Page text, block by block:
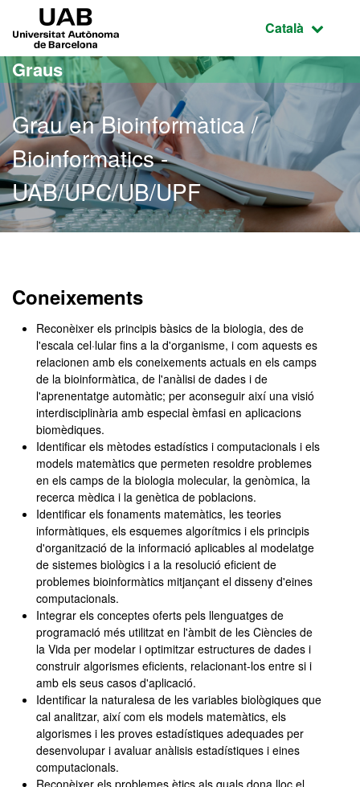
Ves al contingut principal
Ves a la navegació de la pàgina
Idioma
Català
Graus
Grau en Bioinformàtica /
Bioinformatics -
UAB/UPC/UB/UPF
Coneixements
Reconèixer els principis bàsics de la biologia, des de
l'escala cel·lular fins a la d'organisme, i com aquests es
relacionen amb els coneixements actuals en els camps
de la bioinformàtica, de l'anàlisi de dades i de
l'aprenentatge automàtic; per aconseguir així una visió
interdisciplinària amb especial èmfasi en aplicacions
biomèdiques.
Identificar els mètodes estadístics i computacionals i els
models matemàtics que permeten resoldre problemes
en els camps de la biologia molecular, la genòmica, la
recerca mèdica i la genètica de poblacions.
Identificar els fonaments matemàtics, les teories
informàtiques, els esquemes algorítmics i els principis
d'organització de la informació aplicables al modelatge
de sistemes biològics i a la resolució eficient de
problemes bioinformàtics mitjançant el disseny d'eines
computacionals.
Integrar els conceptes oferts pels llenguatges de
programació més utilitzat en l'àmbit de les Ciències de
la Vida per modelar i optimitzar estructures de dades i
construir algorismes eficients, relacionant-los entre si i
amb els seus casos d'aplicació.
Identificar la naturalesa de les variables biològiques que
cal analitzar, així com els models matemàtics, els
algorismes i les proves estadístiques adequades per
desenvolupar i avaluar anàlisis estadístiques i eines
computacionals.
Reconèixer els problemes ètics als quals dona lloc el